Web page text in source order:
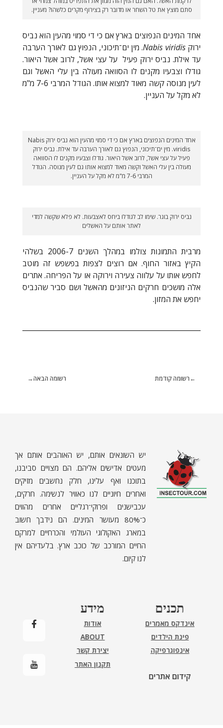
סתם מוצץ את טל השחר או מדובר רק בצירוף מקרים כלשהו? מעניין.
אחד המינים הנפוצים בארץ אם כי די סמוי מהעין הוא נביס
ירוקNabis viridis. מין ים־תיכוני, הנפוץ גם לאורך הערבה
עד אילת. נביס ירוק פעיל על עצי אשל, לרוב אשל היאור.
גודלו וצבעיו מקנים לו הסוואה מעולה בין עלי האשל וגם
לעין מנוסה קשה מאוד למצוא אותו. הגודל המרבי 7-6 מ"מ
לא מקל על העניין.
אחד המינים הנפוצים בארץ אם כי די סמוי מהעין הוא נביס ירוק Nabis
viridis. מין ים־תיכוני, הנפוץ גם לאורך הערבה עד אילת. נביס ירוק
פעיל על עצי אשל, לרוב אשל היאור. גודלו וצבעיו מקנים לו הסוואה
מעולה בין עלי האשל וקשה מאוד למצוא אותו גם לעין מנוסה. הגודל
המרבי 7-6 מ"מ לא מקל על העניין.
נביס ירוק בוגר. שימו לב לגודלו ביחס לאצבעות. לא פלא שקשה למדי
לאתר אותם על האשלים
מרבית התמונות צולמו במהלך השנים 2006-7 בשלהי
הקיץ באזור החוף. אם רוצים לצפות בפשפש זה מוטב
לחפש אותו על עלווה צעירה וירוקה או על הפריחה. אתרים
אלה מושכים חרקים הניזונים מהאשל ושם סביר שהנביס
יחפש את המזון.
רשומה קודמת רשומה הבאה
יש השונאים אותם, יש האוהבים אותם אך
מעטים אדישים אליהם. הם מצויים סביבנו,
בתוכנו ואף עלינו, חלק נחשבים מזיקים
ואחרים חיוניים לנו כאוויר לנשימה. חרקים,
עכבישנים ופרוקי־רגליים אחרים מהווים
כ־80% מעושר המינים. הם נידבך חשוב
במארג האקולוגי העולמי והכרחיים למרקם
החיים המורכב של כוכב ארץ. בלעדיהם אין
לנו קיום.
תכנים
אינדקס מאמרים
פינת הילדים
אינפוגרפיקה
קידום אתרים
מידע
אודות
ABOUT
יצירת קשר
תקנון האתר